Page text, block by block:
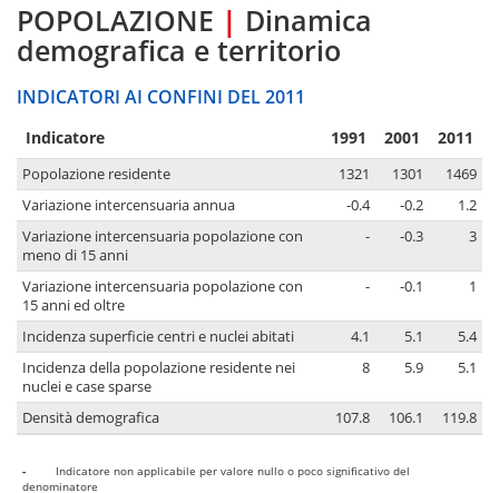
POPOLAZIONE | Dinamica
demografica e territorio
INDICATORI AI CONFINI DEL 2011
Indicatore 1991 2001 2011
Popolazione residente 1321 1301
1469
Variazione intercensuaria annua
-0.4 -0.2
1.2
Variazione intercensuaria popolazione con
meno di 15 anni
- -0.3 3
Variazione intercensuaria popolazione con
15 anni ed oltre
- -0.1 1
Incidenza superficie centri e nuclei abitati 4.1 5.1
5.4
Incidenza della popolazione residente nei
nuclei e case sparse
8 5.9 5.1
Densità demografica 107.8 106.1 119.8
-
Indicatore non applicabile per valore nullo o poco significativo del
denominatore